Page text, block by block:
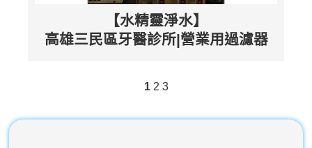
【水精靈淨水】
高雄三民區牙醫診所|營業用過濾器
1 2 3